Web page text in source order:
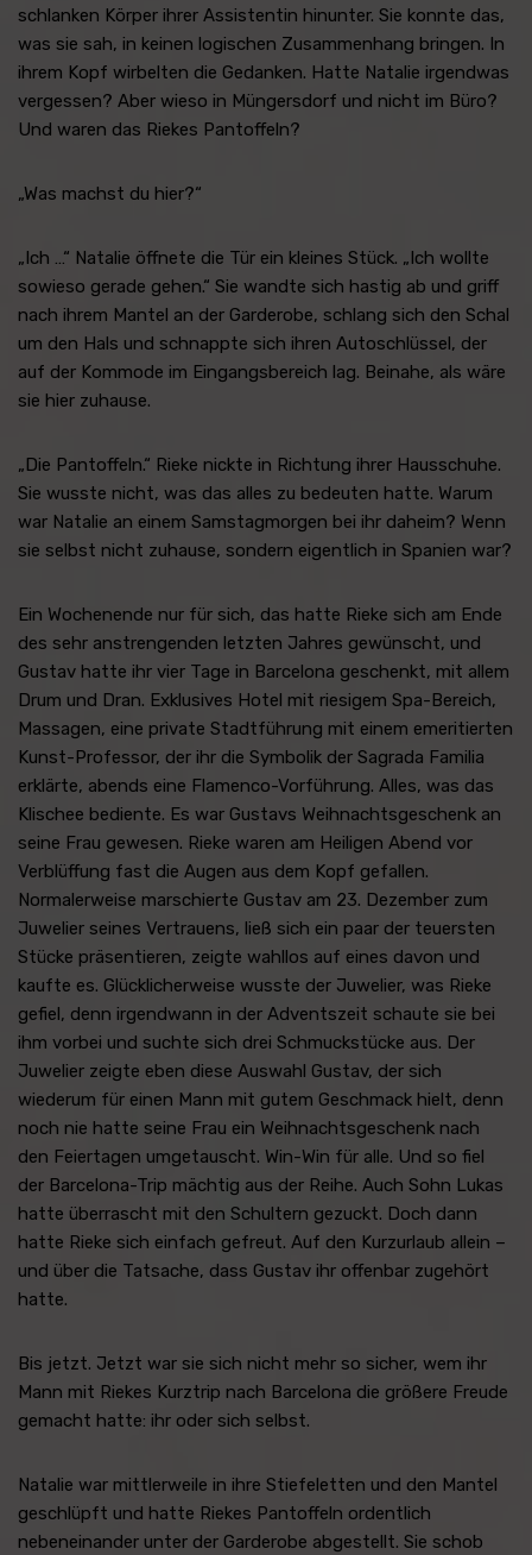
schlanken Körper ihrer Assistentin hinunter. Sie konnte das,
was sie sah, in keinen logischen Zusammenhang bringen. In
ihrem Kopf wirbelten die Gedanken. Hatte Natalie irgendwas
vergessen? Aber wieso in Müngersdorf und nicht im Büro?
Und waren das Riekes Pantoffeln?
„Was machst du hier?“
„Ich …“ Natalie öffnete die Tür ein kleines Stück. „Ich wollte
sowieso gerade gehen.“ Sie wandte sich hastig ab und griff
nach ihrem Mantel an der Garderobe, schlang sich den Schal
um den Hals und schnappte sich ihren Autoschlüssel, der
auf der Kommode im Eingangsbereich lag. Beinahe, als wäre
sie hier zuhause.
„Die Pantoffeln.“ Rieke nickte in Richtung ihrer Hausschuhe.
Sie wusste nicht, was das alles zu bedeuten hatte. Warum
war Natalie an einem Samstagmorgen bei ihr daheim? Wenn
sie selbst nicht zuhause, sondern eigentlich in Spanien war?
Ein Wochenende nur für sich, das hatte Rieke sich am Ende
des sehr anstrengenden letzten Jahres gewünscht, und
Gustav hatte ihr vier Tage in Barcelona geschenkt, mit allem
Drum und Dran. Exklusives Hotel mit riesigem Spa-Bereich,
Massagen, eine private Stadtführung mit einem emeritierten
Kunst-Professor, der ihr die Symbolik der Sagrada Familia
erklärte, abends eine Flamenco-Vorführung. Alles, was das
Klischee bediente. Es war Gustavs Weihnachtsgeschenk an
seine Frau gewesen. Rieke waren am Heiligen Abend vor
Verblüffung fast die Augen aus dem Kopf gefallen.
Normalerweise marschierte Gustav am 23. Dezember zum
Juwelier seines Vertrauens, ließ sich ein paar der teuersten
Stücke präsentieren, zeigte wahllos auf eines davon und
kaufte es. Glücklicherweise wusste der Juwelier, was Rieke
gefiel, denn irgendwann in der Adventszeit schaute sie bei
ihm vorbei und suchte sich drei Schmuckstücke aus. Der
Juwelier zeigte eben diese Auswahl Gustav, der sich
wiederum für einen Mann mit gutem Geschmack hielt, denn
noch nie hatte seine Frau ein Weihnachtsgeschenk nach
den Feiertagen umgetauscht. Win-Win für alle. Und so fiel
der Barcelona-Trip mächtig aus der Reihe. Auch Sohn Lukas
hatte überrascht mit den Schultern gezuckt. Doch dann
hatte Rieke sich einfach gefreut. Auf den Kurzurlaub allein –
und über die Tatsache, dass Gustav ihr offenbar zugehört
hatte.
Bis jetzt. Jetzt war sie sich nicht mehr so sicher, wem ihr
Mann mit Riekes Kurztrip nach Barcelona die größere Freude
gemacht hatte: ihr oder sich selbst.
Natalie war mittlerweile in ihre Stiefeletten und den Mantel
geschlüpft und hatte Riekes Pantoffeln ordentlich
nebeneinander unter der Garderobe abgestellt. Sie schob